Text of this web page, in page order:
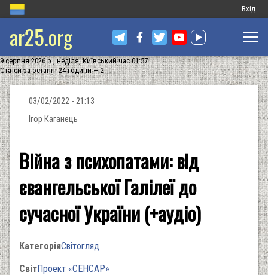
Меню
запису
Вхід
ar25.org
9 серпня 2026 р., неділя, Київський час 01:57
Статей за останні 24 години — 2
03/02/2022 - 21:13
Ігор Каганець
Війна з психопатами: від
євангельської Галілеї до
сучасної України (+аудіо)
КатегоріяСвітогляд
СвітПроект «СЕНСАР»